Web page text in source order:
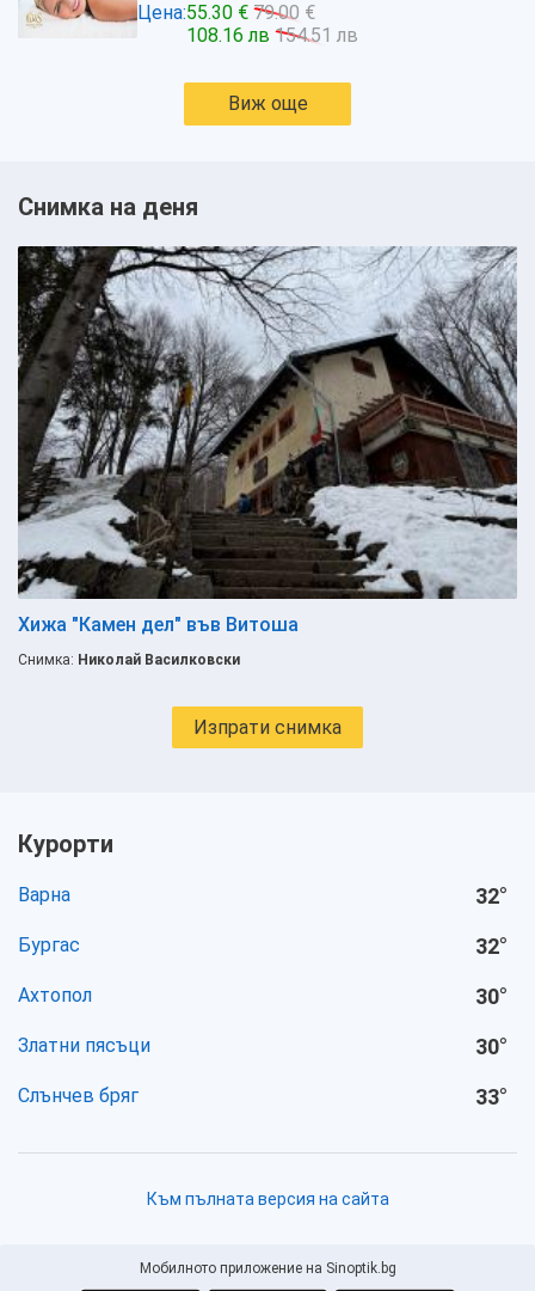
Цена:55.30 € 79.00 €
108.16 лв 154.51 лв
Виж още
Снимка на деня
Хижа "Камен дел" във Витоша
Снимка: Николай Василковски
Изпрати снимка
Курорти
Варна 32°
Бургас 32°
Ахтопол 30°
Златни пясъци 30°
Слънчев бряг 33°
Към пълната версия на сайта
Мобилното приложение на Sinoptik.bg